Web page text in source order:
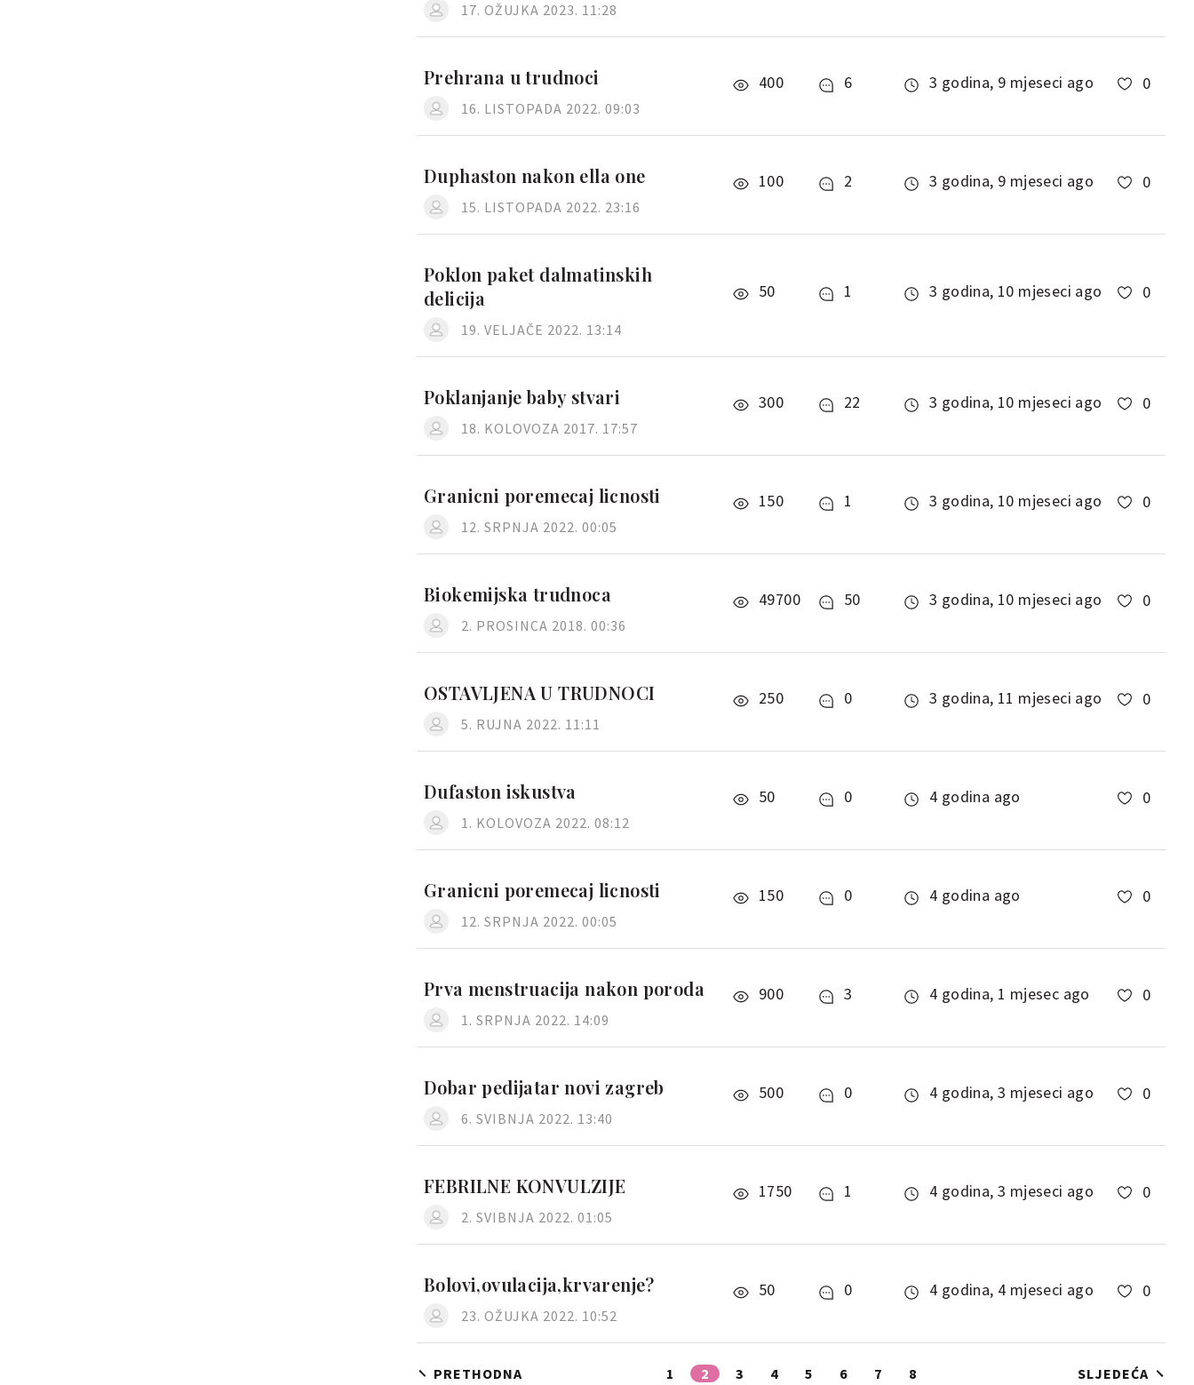
17. OŽUJKA 2023. 11:28
Prehrana u trudnoci 400 6 3 godina, 9 mjeseci ago 0
16. LISTOPADA 2022. 09:03
Duphaston nakon ella one 100 2 3 godina, 9 mjeseci ago 0
15. LISTOPADA 2022. 23:16
Poklon paket dalmatinskih
delicija
50 1 3 godina, 10 mjeseci ago 0
19. VELJAČE 2022. 13:14
Poklanjanje baby stvari 300 22 3 godina, 10 mjeseci ago 0
18. KOLOVOZA 2017. 17:57
Granicni poremecaj licnosti 150 1 3 godina, 10 mjeseci ago 0
12. SRPNJA 2022. 00:05
Biokemijska trudnoca 49700 50 3 godina, 10 mjeseci ago 0
2. PROSINCA 2018. 00:36
OSTAVLJENA U TRUDNOCI 250 0 3 godina, 11 mjeseci ago 0
5. RUJNA 2022. 11:11
Dufaston iskustva 50 0 4 godina ago 0
1. KOLOVOZA 2022. 08:12
Granicni poremecaj licnosti 150 0 4 godina ago 0
12. SRPNJA 2022. 00:05
Prva menstruacija nakon poroda 900 3 4 godina, 1 mjesec ago 0
1. SRPNJA 2022. 14:09
Dobar pedijatar novi zagreb 500 0 4 godina, 3 mjeseci ago 0
6. SVIBNJA 2022. 13:40
FEBRILNE KONVULZIJE 1750 1 4 godina, 3 mjeseci ago 0
2. SVIBNJA 2022. 01:05
Bolovi,ovulacija,krvarenje? 50 0 4 godina, 4 mjeseci ago 0
23. OŽUJKA 2022. 10:52
PRETHODNA 1 2 3 4 5 6 7 8 SLJEDEĆA